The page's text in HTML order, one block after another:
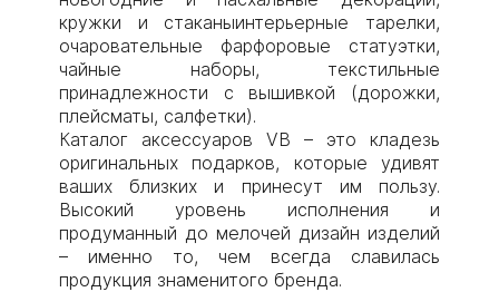
кружки и стаканыинтерьерные тарелки,
очаровательные фарфоровые статуэтки,
чайные наборы, текстильные
принадлежности с вышивкой (дорожки,
плейсматы, салфетки).
Каталог аксессуаров VB – это кладезь
оригинальных подарков, которые удивят
ваших близких и принесут им пользу.
Высокий уровень исполнения и
продуманный до мелочей дизайн изделий
– именно то, чем всегда славилась
продукция знаменитого бренда.